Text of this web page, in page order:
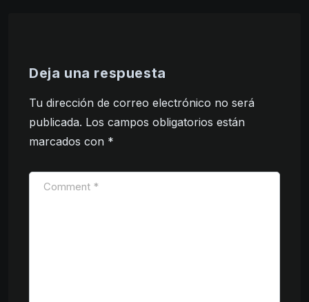
Deja una respuesta
Tu dirección de correo electrónico no será
publicada. Los campos obligatorios están
marcados con *